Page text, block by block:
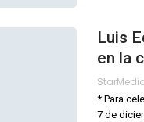
Luis
en la
* Para
7 de